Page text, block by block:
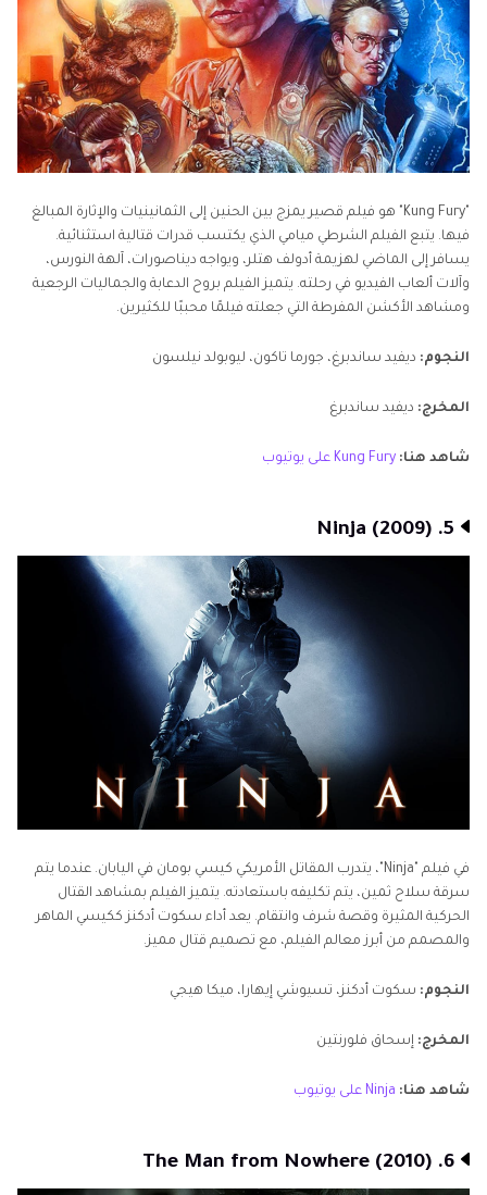
"Kung Fury" هو فيلم قصير يمزج بين الحنين إلى الثمانينيات والإثارة المبالغ
فيها. يتبع الفيلم الشرطي ميامي الذي يكتسب قدرات قتالية استثنائية.
يسافر إلى الماضي لهزيمة أدولف هتلر، ويواجه ديناصورات، آلهة النورس،
وآلات ألعاب الفيديو في رحلته. يتميز الفيلم بروح الدعابة والجماليات الرجعية
ومشاهد الأكشن المفرطة التي جعلته فيلمًا محببًا للكثيرين.
النجوم: ديفيد ساندبرغ، جورما تاكون، ليوبولد نيلسون
المخرج: ديفيد ساندبرغ
شاهد هنا: Kung Fury على يوتيوب
5. Ninja (2009)
في فيلم "Ninja"، يتدرب المقاتل الأمريكي كيسي بومان في اليابان. عندما يتم
سرقة سلاح ثمين، يتم تكليفه باستعادته. يتميز الفيلم بمشاهد القتال
الحركية المثيرة وقصة شرف وانتقام. يعد أداء سكوت أدكنز ككيسي الماهر
والمصمم من أبرز معالم الفيلم، مع تصميم قتال مميز.
النجوم: سكوت أدكنز، تسيوشي إيهارا، ميكا هيجي
المخرج: إسحاق فلورنتين
شاهد هنا: Ninja على يوتيوب
6. The Man from Nowhere (2010)